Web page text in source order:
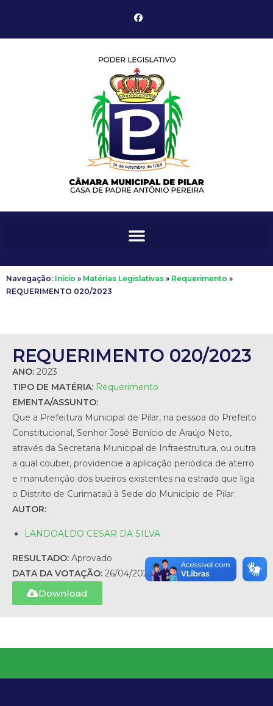
Navegação: Início » Matérias Legislativas » Requerimento »
REQUERIMENTO 020/2023
REQUERIMENTO 020/2023
ANO: 2023
TIPO DE MATÉRIA: Requerimento
EMENTA/ASSUNTO:
Que a Prefeitura Municipal de Pilar, na pessoa do Prefeito
Constitucional, Senhor José Benício de Araújo Neto,
através da Secretaria Municipal de Infraestrutura, ou outra
a qual couber, providencie a aplicação periódica de aterro
e manutenção dos bueiros existentes na estrada que liga
o Distrito de Curimataú à Sede do Município de Pilar.
AUTOR:
LANDOALDO CESAR DA SILVA
RESULTADO: Aprovado
DATA DA VOTAÇÃO: 26/04/2023
Download